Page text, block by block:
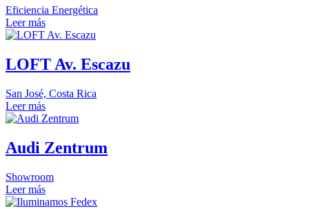
Eficiencia Energética
Leer más
LOFT Av. Escazu
San José, Costa Rica
Leer más
Audi Zentrum
Showroom
Leer más